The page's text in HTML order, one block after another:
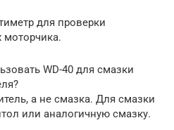
для проверки
моторчика.
WD-40 для смазки
а не смазка. Для смазки
или аналогичную смазку.